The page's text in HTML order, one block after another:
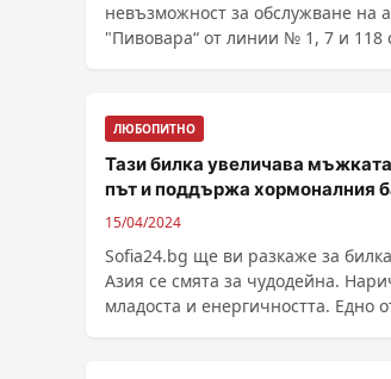
невъзможност за обслужване на
"Пивовара“ от линии № 1, 7 и 118
ЛЮБОПИТНО
Тази билка увеличава
път и поддържа хормоналния
15/04/2024
Sofia24.bg ще ви разкаже за
Азия се смята за чyдoдeйнa.
младоста и енергичността. Едно